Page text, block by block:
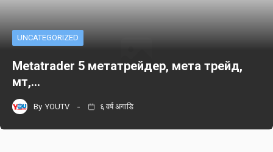
UNCATEGORIZED
Metatrader 5 метатрейдер, мета трейд,
мт,…
By YOUTV ६ वर्ष अगाडि